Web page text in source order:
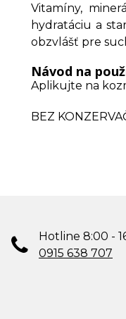
Vitamíny,
hydratáciu a
obzvlášť pre
Návod na
Aplikujte na
BEZ
Hotline 8:00 -
0915 638 707